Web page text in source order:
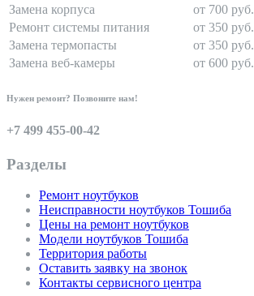
Замена корпуса
от 700 руб.
Ремонт системы питания
от 350 руб.
Замена термопасты
от 350 руб.
Замена веб-камеры
от 600 руб.
Нужен ремонт? Позвоните нам!
+7 499 455-00-42
Разделы
Ремонт ноутбуков
Неисправности ноутбуков Тошиба
Цены на ремонт ноутбуков
Модели ноутбуков Тошиба
Территория работы
Оставить заявку на звонок
Контакты сервисного центра